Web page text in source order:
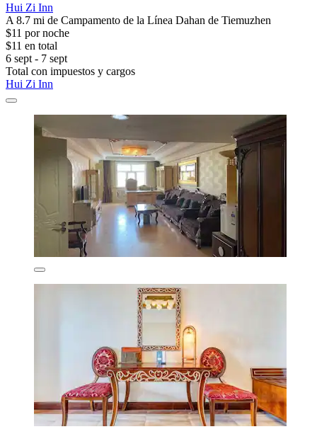
Hui Zi Inn
A 8.7 mi de Campamento de la Línea Dahan de Tiemuzhen
$11 por noche
$11 en total
6 sept - 7 sept
Total con impuestos y cargos
Hui Zi Inn